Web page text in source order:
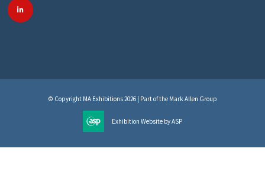
© Copyright MA Exhibitions 2026 | Part of the Mark Allen Group
Exhibition Website by ASP